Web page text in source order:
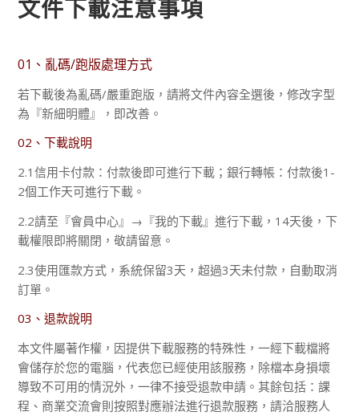
文件下載注意事項
01、亂碼/跑版處理方式
若下載後為亂碼/嚴重跑版，請將文件內容全選後，修改字型
為『新細明體』，即改善。
02、下載說明
2.1信用卡付款：付款後即可進行下載；銀行轉帳：付款後1-
2個工作天可進行下載。
2.2請至『會員中心』→『我的下載』進行下載，14天後，下
載權限即將關閉，敬請留意。
2.3使用匯款方式，系統保留3天，超過3天未付款，自動取消
訂單。
03、退款說明
本文件屬著作權，因提供下載服務的特殊性，一經下載檔將
會儲存於您的電腦，代表您已經使用該服務，除檔本身損壞
導致不可用的情況外，一律不接受退款申請。其餘包括：課
程、商業交流會則按照對應辦法進行退款服務，請洽服務人